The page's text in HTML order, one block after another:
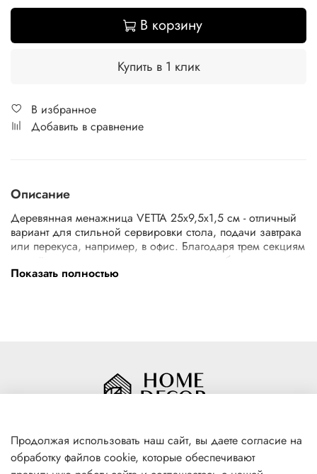
В корзину
Купить в 1 клик
В избранное
Добавить в сравнение
Описание
Деревянная менажница VETTA 25x9,5x1,5 см - отличный
вариант для стильной сервировки стола, подачи завтрака
или перекуса, например, в офис. Благодаря трем секциям
на неё можно уместить несколько разных блюд, не
смешивая их друг с другом. Прямоугольная, узкая форма
использования на любых торжественных мероприятиях
или просто на повседневном ужине с семьей и друзьями.
Показать полностью
+7(996) 316 00 81
Продолжая использовать наш сайт, вы даете согласие на
обработку файлов cookie, которые обеспечивают